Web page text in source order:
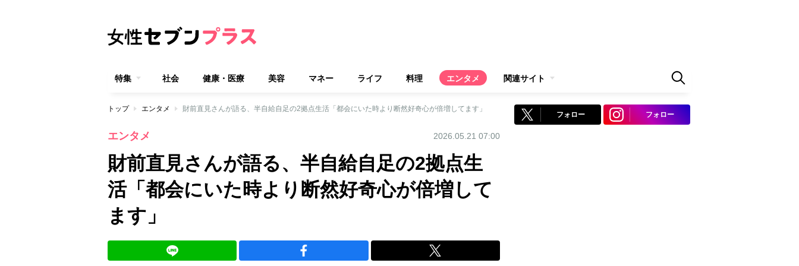
特集 社会 健康・医療 美容 マネー ライフ 料理 エンタメ 関連サイト
トップ エンタメ 財前直見さんが語る、半自給自足の2拠点生活「都会にいた時より断然好奇心が倍増してます」
エンタメ 2026.05.21 07:00
財前直見さんが語る、半自給自足の2拠点生
活「都会にいた時より断然好奇心が倍増して
ます」
フォロー フォロー